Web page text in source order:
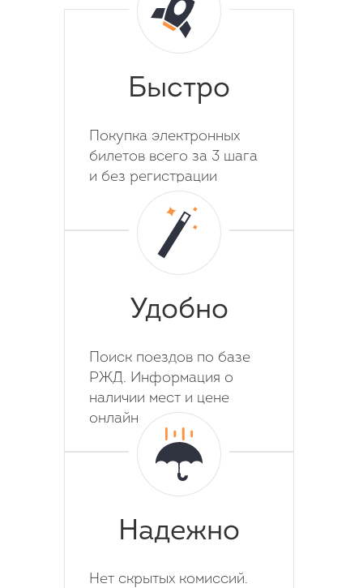
Быстро
Покупка электронных
билетов всего за 3 шага
и без регистрации
Удобно
Поиск поездов по базе
РЖД. Информация о
наличии мест и цене
онлайн
Надежно
Нет скрытых комиссий.